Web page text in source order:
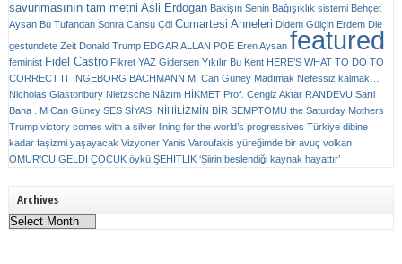
savunmasının tam metni Asli Erdogan Bakişın Senin Bağışıklık sistemi Behçet
Aysan Bu Tufandan Sonra Cansu Çöl Cumartesi Anneleri Didem Gülçin Erdem Die
gestundete Zeit Donald Trump EDGAR ALLAN POE Eren Aysan featured
feminist Fidel Castro Fikret YAZ Gidersen Yıkılır Bu Kent HERE’S WHAT TO DO TO
CORRECT IT INGEBORG BACHMANN M. Can Güney Madımak Nefessiz kalmak…
Nicholas Glastonbury Nietzsche Nâzım HİKMET Prof. Cengiz Aktar RANDEVU Sarıl
Bana . M Can Güney SES SİYASİ NİHİLİZMİN BİR SEMPTOMU the Saturday Mothers
Trump victory comes with a silver lining for the world’s progressives Türkiye dibine
kadar faşizmi yaşayacak Vizyoner Yanis Varoufakis yüreğimde bir avuç volkan
ÖMÜR'CÜ GELDİ ÇOCUK öykü ŞEHİTLİK ‘Şiirin beslendiği kaynak hayattır’
Archives
Archives